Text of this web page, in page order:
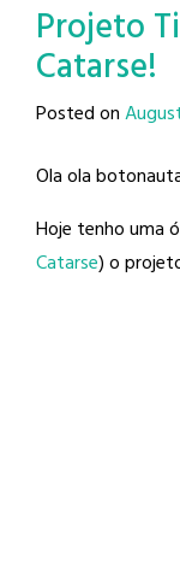
Projeto
Catarse!
Posted on
Ola ola
Hoje tenho uma
Catarse) o